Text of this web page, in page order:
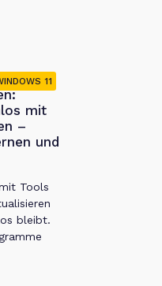
11
mit
–
und
Tools
bleibt.